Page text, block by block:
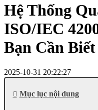
Hệ Thống
ISO/IEC
Bạn Cần Biết
2025-10-31 20:22:27
Mục lục nội dung